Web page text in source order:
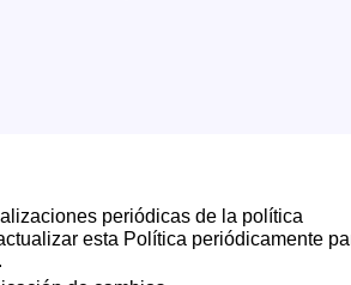
periódicas de la política
esta Política periódicamente